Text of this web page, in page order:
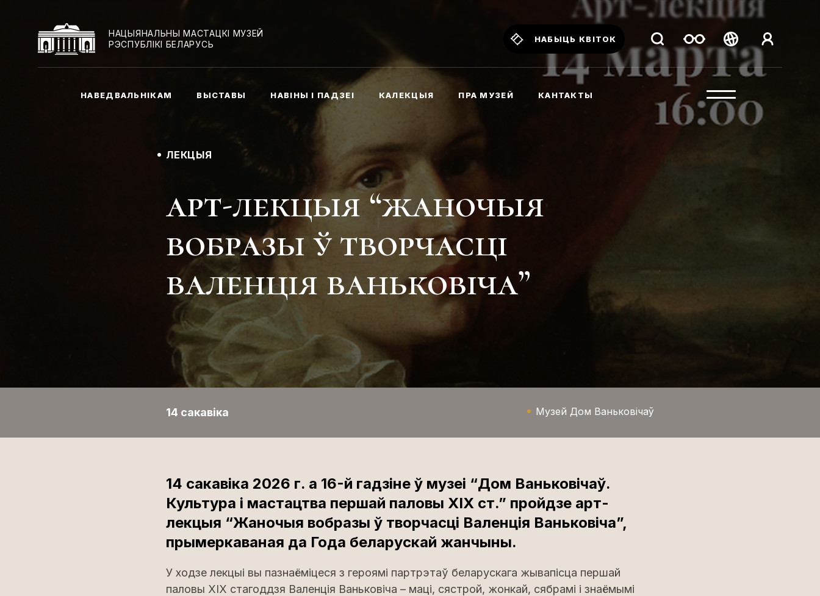
НАЦЫЯНАЛЬНЫ МАСТАЦКІ МУЗЕЙ
РЭСПУБЛІКІ БЕЛАРУСЬ
НАБЫЦЬ КВІТОК
Беларуская
Русский
English
НАВЕДВАЛЬНІКАМ ВЫСТАВЫ НАВІНЫ І ПАДЗЕІ КАЛЕКЦЫЯ ПРА МУЗЕЙ КАНТАКТЫ
ЛЕКЦЫЯ
арт-лекцыя “жаночыя
вобразы ў творчасці
валенція ваньковіча”
14 сакавіка Музей Дом Ваньковічаў
14 сакавіка 2026 г. а 16-й гадзіне ў музеі “Дом Ваньковічаў.
Культура і мастацтва першай паловы XIX ст.” пройдзе арт-
лекцыя “Жаночыя вобразы ў творчасці Валенція Ваньковіча”,
прымеркаваная да Года беларускай жанчыны.
У ходзе лекцыі вы пазнаёміцеся з героямі партрэтаў беларускага жывапісца першай
паловы XIX стагоддзя Валенція Ваньковіча – мацi, сястрой, жонкай, сябрамі і знаёмымі